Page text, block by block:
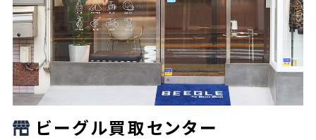
ビーグル買取センター